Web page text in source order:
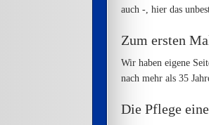
auch -, hier das
Zum ersten
Wir haben eigene
nach mehr als 35
Die Pflege